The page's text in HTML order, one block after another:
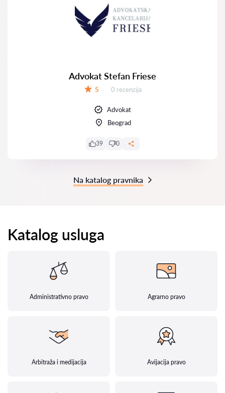
Advokat Stefan Friese
5 Recenzija:
0 recenzija
Advokat
Beograd
39 0
Na katalog pravnika
Katalog usluga
Administrativno pravo Agrarno pravo
Arbitraža i medijacija Avijacija pravo